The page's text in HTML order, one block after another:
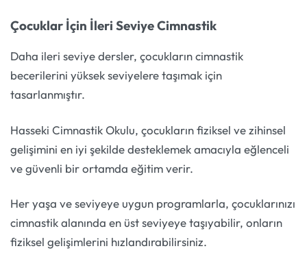
Çocuklar İçin İleri Seviye Cimnastik
Daha ileri seviye dersler, çocukların cimnastik
becerilerini yüksek seviyelere taşımak için
tasarlanmıştır.
Hasseki Cimnastik Okulu, çocukların fiziksel ve zihinsel
gelişimini en iyi şekilde desteklemek amacıyla eğlenceli
ve güvenli bir ortamda eğitim verir.
Her yaşa ve seviyeye uygun programlarla, çocuklarınızı
cimnastik alanında en üst seviyeye taşıyabilir, onların
fiziksel gelişimlerini hızlandırabilirsiniz.